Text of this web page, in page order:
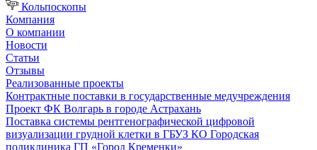
Кольпоскопы
Компания
О компании
Новости
Статьи
Отзывы
Реализованные проекты
Контрактные поставки в государственные медучреждения
Проект ФК Волгарь в городе Астрахань
Поставка системы рентгенографической цифровой
визуализации грудной клетки в ГБУЗ КО Городская
поликлиника ГП «Город Кременки»